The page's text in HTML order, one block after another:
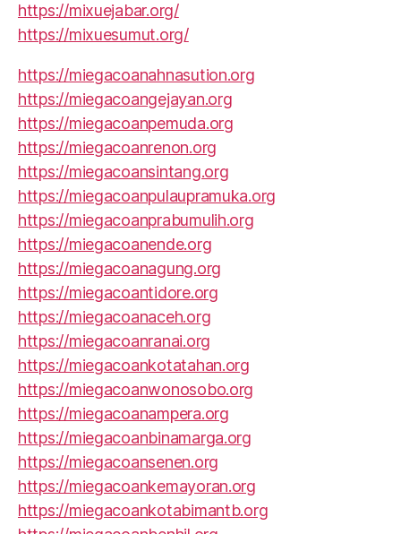
https://mixuejabar.org/
https://mixuesumut.org/
https://miegacoanahnasution.org
https://miegacoangejayan.org
https://miegacoanpemuda.org
https://miegacoanrenon.org
https://miegacoansintang.org
https://miegacoanpulaupramuka.org
https://miegacoanprabumulih.org
https://miegacoanende.org
https://miegacoanagung.org
https://miegacoantidore.org
https://miegacoanaceh.org
https://miegacoanranai.org
https://miegacoankotatahan.org
https://miegacoanwonosobo.org
https://miegacoanampera.org
https://miegacoanbinamarga.org
https://miegacoansenen.org
https://miegacoankemayoran.org
https://miegacoankotabimantb.org